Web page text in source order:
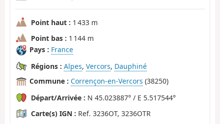
Point haut : 1 433 m
Point bas : 1 144 m
Pays : France
Régions : Alpes, Vercors, Dauphiné
Commune : Corrençon-en-Vercors (38250)
Départ/Arrivée : N 45.023887° / E 5.517544°
Carte(s) IGN : Ref. 3236OT, 3236OTR